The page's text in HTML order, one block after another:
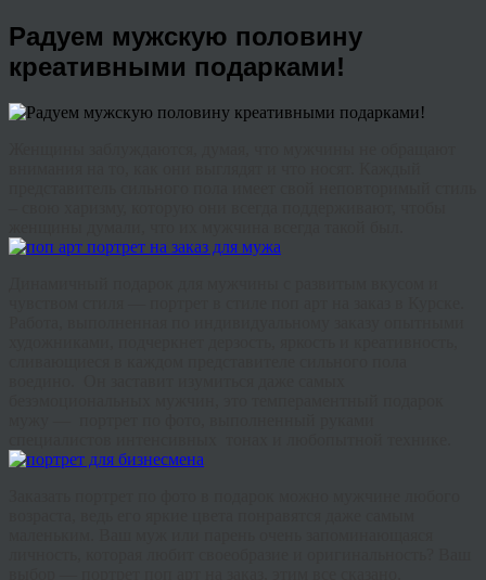
Радуем мужскую половину
креативными подарками!